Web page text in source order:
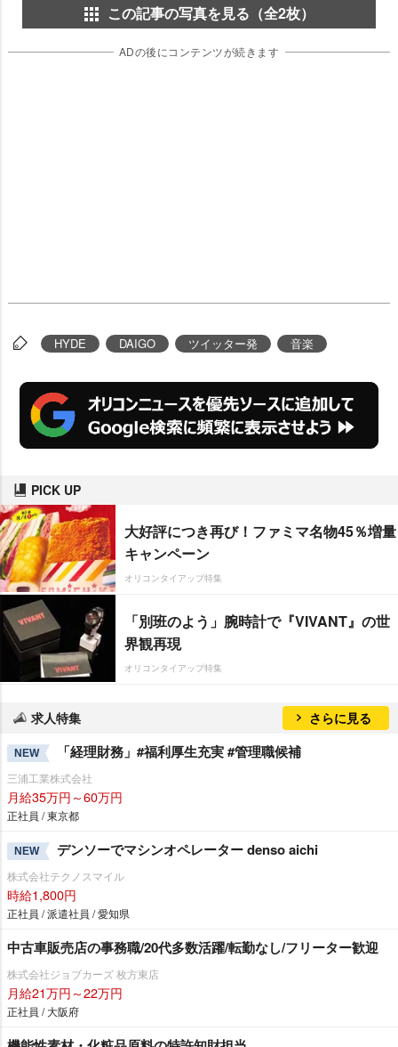
この記事の写真を見る（全2枚）
ADの後にコンテンツが続きます
HYDE DAIGO ツイッター発 音楽
PICK UP
大好評につき再び！ファミマ名物45％増量
キャンペーン
オリコンタイアップ特集
「別班のよう」腕時計で『VIVANT』の世
界観再現
オリコンタイアップ特集
求人特集 さらに見る
NEW 「経理財務」#福利厚生充実 #管理職候補
三浦工業株式会社
月給35万円～60万円
正社員 / 東京都
NEW デンソーでマシンオペレーター denso aichi
株式会社テクノスマイル
時給1,800円
正社員 / 派遣社員 / 愛知県
中古車販売店の事務職/20代多数活躍/転勤なし/フリーター歓迎
株式会社ジョブカーズ 枚方東店
月給21万円～22万円
正社員 / 大阪府